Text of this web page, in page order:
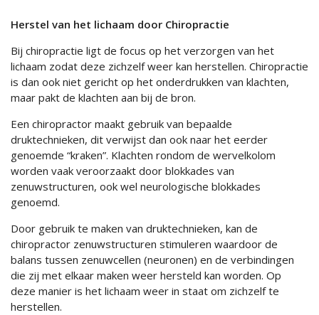
Herstel van het lichaam door Chiropractie
Bij chiropractie ligt de focus op het verzorgen van het
lichaam zodat deze zichzelf weer kan herstellen. Chiropractie
is dan ook niet gericht op het onderdrukken van klachten,
maar pakt de klachten aan bij de bron.
Een chiropractor maakt gebruik van bepaalde
druktechnieken, dit verwijst dan ook naar het eerder
genoemde “kraken”. Klachten rondom de wervelkolom
worden vaak veroorzaakt door blokkades van
zenuwstructuren, ook wel neurologische blokkades
genoemd.
Door gebruik te maken van druktechnieken, kan de
chiropractor zenuwstructuren stimuleren waardoor de
balans tussen zenuwcellen (neuronen) en de verbindingen
die zij met elkaar maken weer hersteld kan worden. Op
deze manier is het lichaam weer in staat om zichzelf te
herstellen.